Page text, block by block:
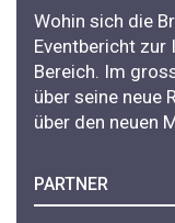
Wohin sich die
Eventbericht zur
Bereich. Im
über seine neue
über den neuen
PARTNER